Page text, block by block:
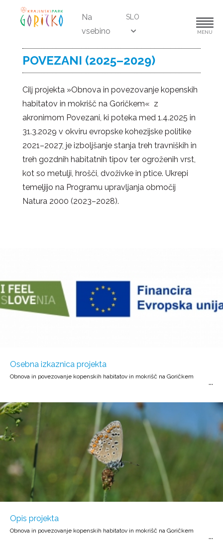
Na
vsebino
SLO
MENU
POVEZANI (2025–2029)
Cilj projekta »Obnova in povezovanje kopenskih
habitatov in mokrišč na Goričkem« z
akronimom Povezani, ki poteka med 1.4.2025 in
31.3.2029 v okviru evropske kohezijske politike
2021–2027, je izboljšanje stanja treh travniških in
treh gozdnih habitatnih tipov ter ogroženih vrst,
kot so metulji, hrošči, dvoživke in ptice. Ukrepi
temeljijo na Programu upravljanja območij
Natura 2000 (2023–2028).
Osebna izkaznica projekta
Obnova in povezovanje kopenskih habitatov in mokrišč na Goričkem
Opis projekta
Obnova in povezovanje kopenskih habitatov in mokrišč na Goričkem